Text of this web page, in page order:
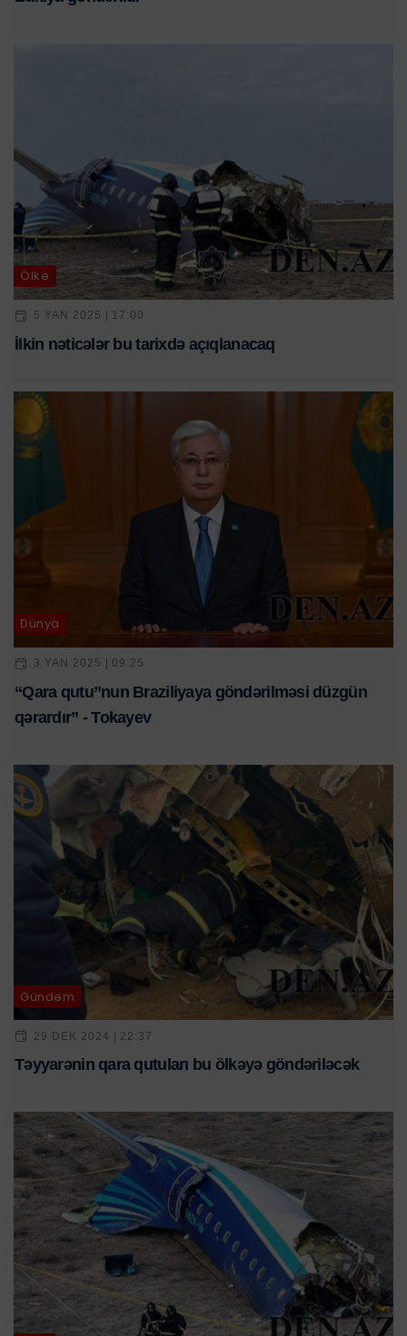
Ölkə
5 YAN 2025 | 17:00
İlkin nəticələr bu tarixdə açıqlanacaq
Dünya
3 YAN 2025 | 09:25
“Qara qutu”nun Braziliyaya göndərilməsi düzgün
qərardır” - Tokayev
Gündəm
29 DEK 2024 | 22:37
Təyyarənin qara qutuları bu ölkəyə göndəriləcək